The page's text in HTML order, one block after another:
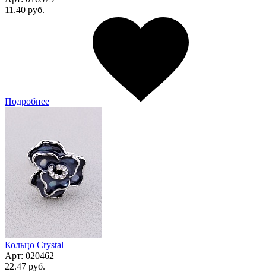
11.40 руб.
Подробнее
Кольцо Сrystal
Арт: 020462
22.47 руб.